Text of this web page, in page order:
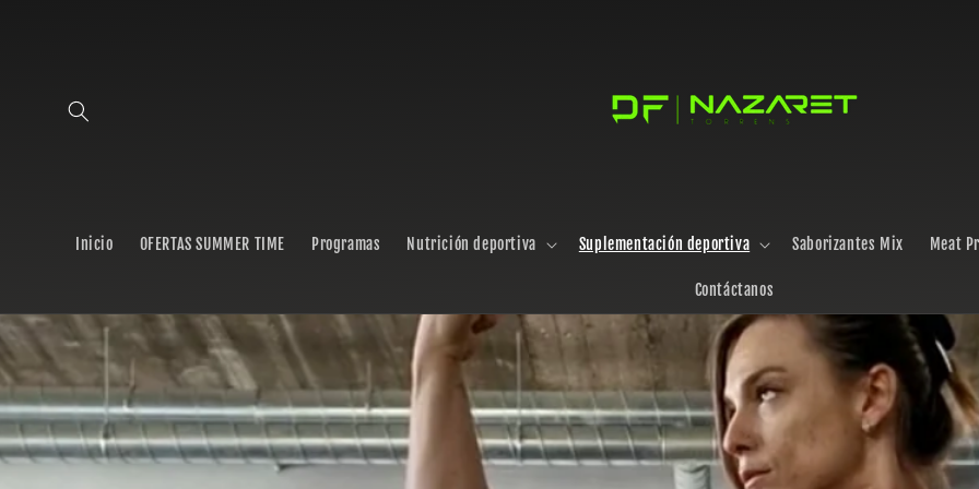
Inicio OFERTAS SUMMER TIME Programas Nutrición deportiva Suplementación deportiva Saborizantes Mix Meat
Contáctanos